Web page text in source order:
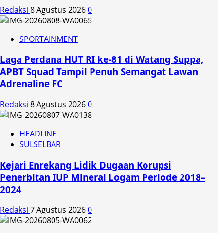
Redaksi 8 Agustus 20260
SPORTAINMENT
Laga Perdana HUT RI ke-81 di Watang Suppa,
APBT Squad Tampil Penuh Semangat Lawan
Adrenaline FC
Redaksi 8 Agustus 20260
HEADLINE
SULSELBAR
Kejari Enrekang Lidik Dugaan Korupsi
Penerbitan IUP Mineral Logam Periode 2018–
2024
Redaksi 7 Agustus 20260